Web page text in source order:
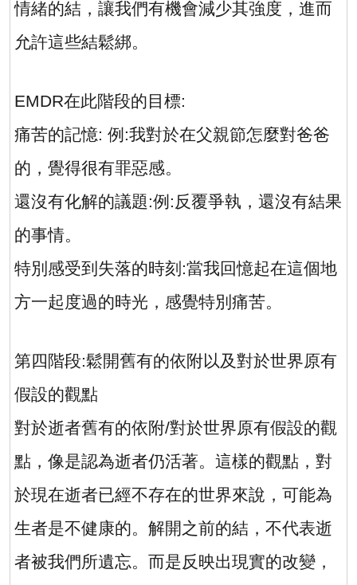
情緒的結，讓我們有機會減少其強度，進而
允許這些結鬆綁。
EMDR在此階段的目標:
痛苦的記憶: 例 :我對於在父親節怎麼對爸爸
的，覺得很有罪惡感。
還沒有化解的議題:例 :反覆爭執，還沒有結果
的事情。
特別感受到失落的時刻 :當我回憶起在這個地
方一起度過的時光，感覺特別痛苦。
第四階段:鬆開舊有的依附以及對於世界原有
假設的觀點
對於逝者舊有的依附/對於世界原有假設的觀
點，像是認為逝者仍活著。這樣的觀點，對
於現在逝者已經不存在的世界來說，可能為
生者是不健康的。解開之前的結，不代表逝
者被我們所遺忘。而是反映出現實的改變，